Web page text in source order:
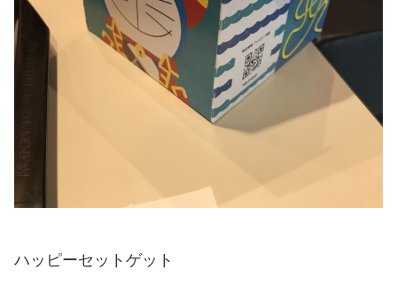
ハッピーセットゲット